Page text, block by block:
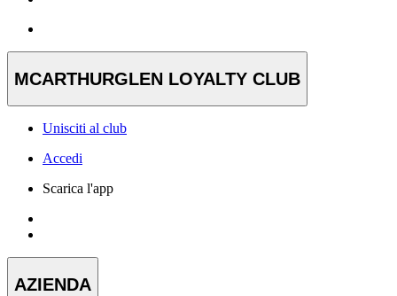
MCARTHURGLEN LOYALTY CLUB
Unisciti al club
Accedi
Scarica l'app
AZIENDA